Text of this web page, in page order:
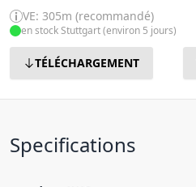
VE: 305m (recommandé)
en stock Stuttgart (environ 5 jours)
TÉLÉCHARGEMENT
Specifications